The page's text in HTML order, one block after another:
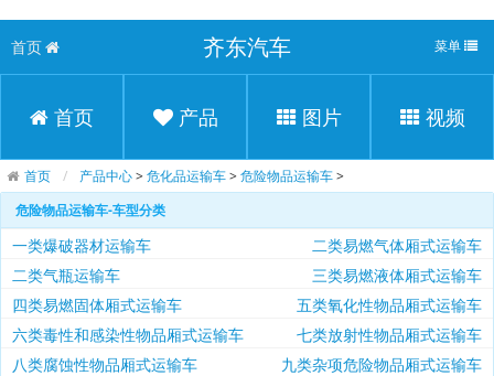
首页 齐东汽车 菜单
首页 产品 图片 视频
首页 产品中心>危化品运输车>危险物品运输车>
危险物品运输车-车型分类
一类爆破器材运输车
二类易燃气体厢式运输车
二类气瓶运输车
三类易燃液体厢式运输车
四类易燃固体厢式运输车
五类氧化性物品厢式运输车
六类毒性和感染性物品厢式运输车
七类放射性物品厢式运输车
八类腐蚀性物品厢式运输车
九类杂项危险物品厢式运输车